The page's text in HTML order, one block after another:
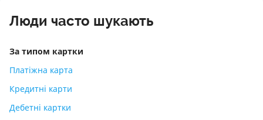
Люди часто шукають
За типом картки
Платіжна карта
Кредитні карти
Дебетні картки